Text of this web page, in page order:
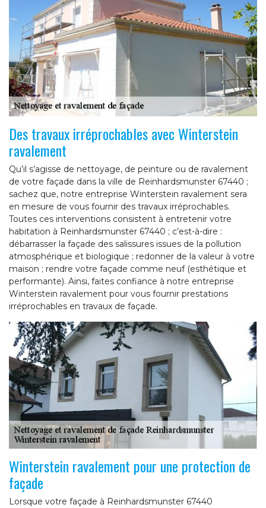
Des travaux irréprochables avec Winterstein
ravalement
Qu’il s’agisse de nettoyage, de peinture ou de ravalement
de votre façade dans la ville de Reinhardsmunster 67440 ;
sachez que, notre entreprise Winterstein ravalement sera
en mesure de vous fournir des travaux irréprochables.
Toutes ces interventions consistent à entretenir votre
habitation à Reinhardsmunster 67440 ; c’est-à-dire :
débarrasser la façade des salissures issues de la pollution
atmosphérique et biologique ; redonner de la valeur à votre
maison ; rendre votre façade comme neuf (esthétique et
performante). Ainsi, faites confiance à notre entreprise
Winterstein ravalement pour vous fournir prestations
irréprochables en travaux de façade.
Winterstein ravalement pour une protection de
façade
Lorsque votre façade à Reinhardsmunster 67440